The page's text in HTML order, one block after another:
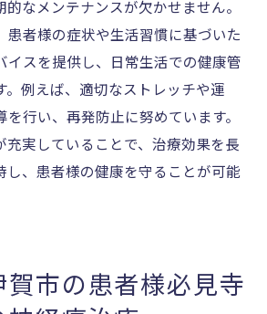
なメンテナンスが欠かせません。
患者様の症状や生活習慣に基づいた
イスを提供し、日常生活での健康管
。例えば、適切なストレッチや運
行い、再発防止に努めています。
充実していることで、治療効果を長
し、患者様の健康を守ることが可能
賀市の患者様必見寺